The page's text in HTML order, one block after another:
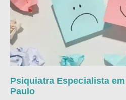
Psiquiatra Especialista
Paulo